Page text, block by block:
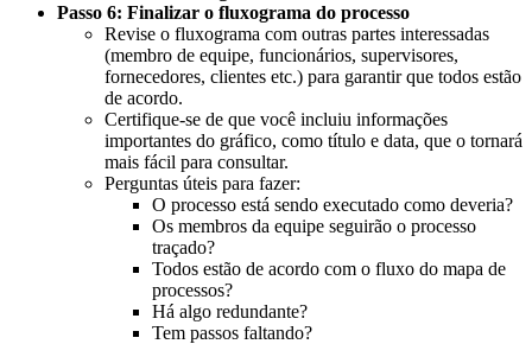
Passo 6: Finalizar o fluxograma do processo
Revise o fluxograma com outras partes interessadas
(membro de equipe, funcionários, supervisores,
fornecedores, clientes etc.) para garantir que todos estão
de acordo.
Certifique-se de que você incluiu informações
importantes do gráfico, como título e data, que o tornará
mais fácil para consultar.
Perguntas úteis para fazer:
O processo está sendo executado como deveria?
Os membros da equipe seguirão o processo
traçado?
Todos estão de acordo com o fluxo do mapa de
processos?
Há algo redundante?
Tem passos faltando?